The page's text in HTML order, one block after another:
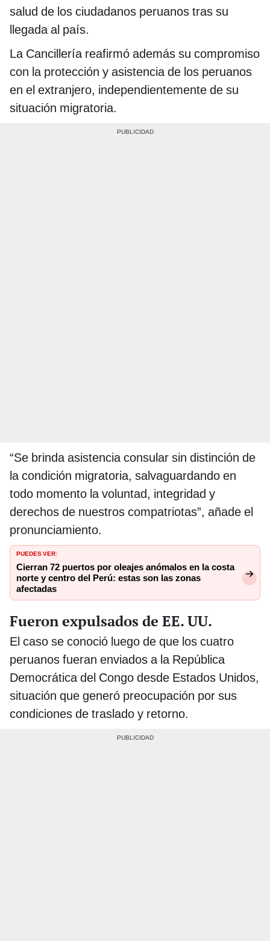
salud de los ciudadanos peruanos tras su
llegada al país.
La Cancillería reafirmó además su compromiso
con la protección y asistencia de los peruanos
en el extranjero, independientemente de su
situación migratoria.
“Se brinda asistencia consular sin distinción de
la condición migratoria, salvaguardando en
todo momento la voluntad, integridad y
derechos de nuestros compatriotas”, añade el
pronunciamiento.
PUEDES VER:
Cierran 72 puertos por oleajes anómalos en la costa
norte y centro del Perú: estas son las zonas
afectadas
Fueron expulsados de EE. UU.
El caso se conoció luego de que los cuatro
peruanos fueran enviados a la República
Democrática del Congo desde Estados Unidos,
situación que generó preocupación por sus
condiciones de traslado y retorno.